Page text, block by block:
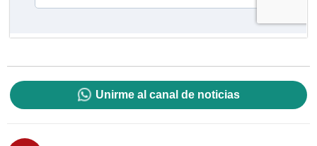
Unirme al canal de noticias